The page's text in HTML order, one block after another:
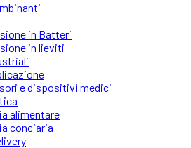
in Batteri
in lieviti
e dispositivi medici
alimentare
conciaria